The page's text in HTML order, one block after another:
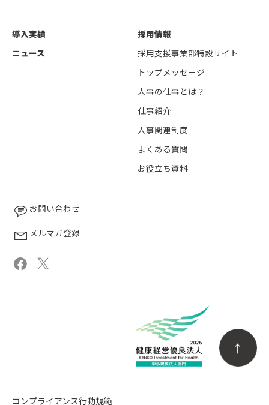
導入実績
ニュース
採用情報
採用支援事業部特設サイト
トップメッセージ
人事の仕事とは？
仕事紹介
人事関連制度
よくある質問
お役立ち資料
お問い合わせ
メルマガ登録
コンプライアンス行動規範